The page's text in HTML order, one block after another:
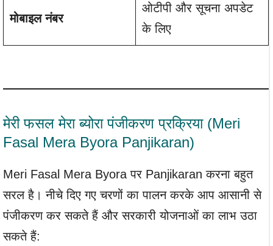
मोबाइल नंबर
ओटीपी और सूचना अपडेट
के लिए
मेरी फसल मेरा ब्योरा पंजीकरण प्रक्रिया (Meri
Fasal Mera Byora Panjikaran)
Meri Fasal Mera Byora पर Panjikaran करना बहुत
सरल है। नीचे दिए गए चरणों का पालन करके आप आसानी से
पंजीकरण कर सकते हैं और सरकारी योजनाओं का लाभ उठा
सकते हैं: